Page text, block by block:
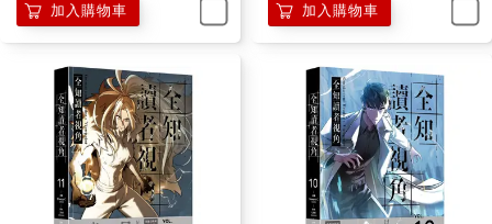
我簡直不敢置信，《滅活法》在徵文比賽得獎了？
─金獨子：恭喜你！是哪個徵文比賽啊？
─tls123：不是很有名的比賽，說了你應該也不太清楚。
該不會是因為害羞才這麼說的吧，我不禁這麼想。但我真心希望
作者所言不假。誰知道呢？縱使這裡的評價一塌糊塗，說不定在
其他平臺上早就爆紅了。
雖然我的心情多少有點遺憾，但好的故事被更多人看見總是件好
加入購物車 加入購物車